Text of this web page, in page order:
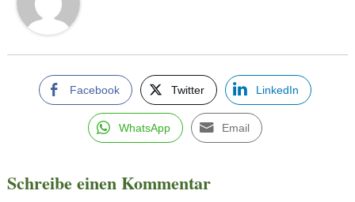
Facebook Twitter LinkedIn
WhatsApp Email
Schreibe einen Kommentar